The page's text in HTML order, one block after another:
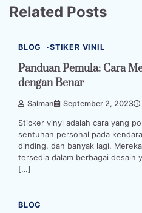
Related Posts
BLOG STIKER VINIL
Panduan Pemula: Cara
dengan Benar
Salman September 2, 2023
Sticker vinyl adalah cara yang
sentuhan personal pada
dinding, dan banyak lagi.
tersedia dalam berbagai desain
[…]
BLOG